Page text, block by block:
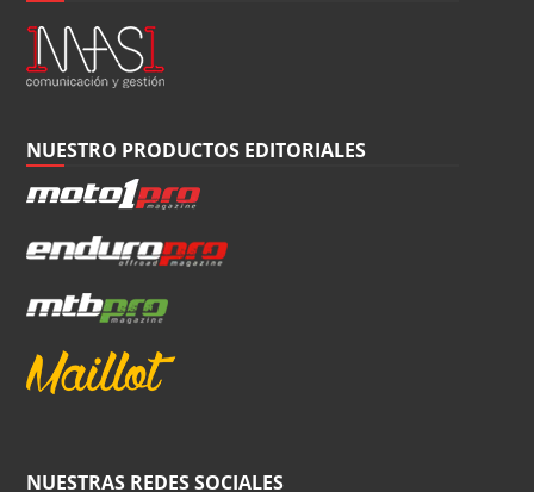
NUESTRO PRODUCTOS EDITORIALES
NUESTRAS REDES SOCIALES